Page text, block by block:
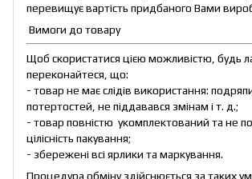
перевищує вартість придбаного Вами
Вимоги до товару
Щоб скористатися цією можливістю, будь
переконайтеся, що:
- товар не має слідів використання:
потертостей, не піддавався змінам і т. д.;
- товар повністю укомплектований та не
цілісність пакування;
- збережені всі ярлики та маркування.
Процедура обміну здійснюється за таких